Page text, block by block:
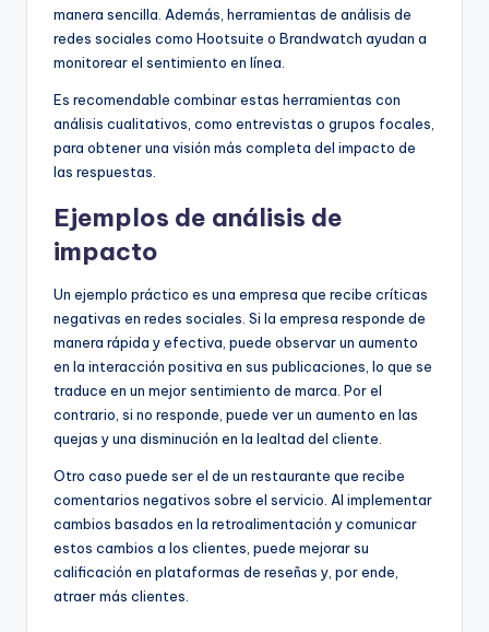
manera sencilla. Además, herramientas de análisis de
redes sociales como Hootsuite o Brandwatch ayudan a
monitorear el sentimiento en línea.
Es recomendable combinar estas herramientas con
análisis cualitativos, como entrevistas o grupos focales,
para obtener una visión más completa del impacto de
las respuestas.
Ejemplos de análisis de
impacto
Un ejemplo práctico es una empresa que recibe críticas
negativas en redes sociales. Si la empresa responde de
manera rápida y efectiva, puede observar un aumento
en la interacción positiva en sus publicaciones, lo que se
traduce en un mejor sentimiento de marca. Por el
contrario, si no responde, puede ver un aumento en las
quejas y una disminución en la lealtad del cliente.
Otro caso puede ser el de un restaurante que recibe
comentarios negativos sobre el servicio. Al implementar
cambios basados en la retroalimentación y comunicar
estos cambios a los clientes, puede mejorar su
calificación en plataformas de reseñas y, por ende,
atraer más clientes.